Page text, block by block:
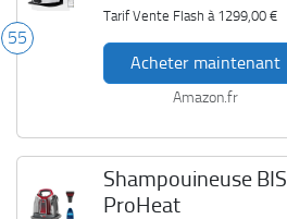
55
Tarif Vente Flash à 1299,00 €
Acheter maintenant
Amazon.fr
Shampouineuse
ProHeat